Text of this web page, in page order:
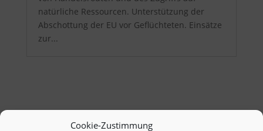
Cookie-Zustimmung
natürliche Ressourcen. Unterstützung der
Abschottung der EU vor Geflüchteten. Einsätze
zur...